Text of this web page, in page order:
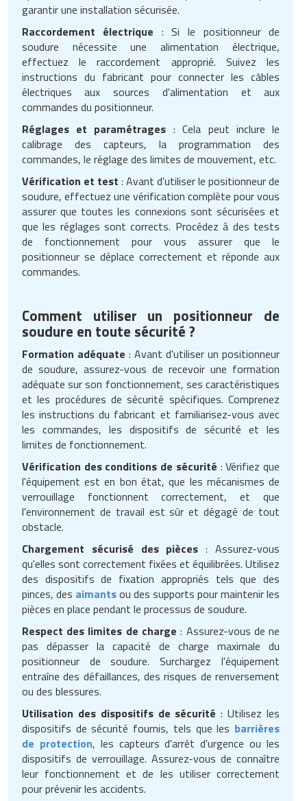
garantir une installation sécurisée.
Raccordement électrique : Si le positionneur de
soudure nécessite une alimentation électrique,
effectuez le raccordement approprié. Suivez les
instructions du fabricant pour connecter les câbles
électriques aux sources d'alimentation et aux
commandes du positionneur.
Réglages et paramétrages : Cela peut inclure le
calibrage des capteurs, la programmation des
commandes, le réglage des limites de mouvement, etc.
Vérification et test : Avant d'utiliser le positionneur de
soudure, effectuez une vérification complète pour vous
assurer que toutes les connexions sont sécurisées et
que les réglages sont corrects. Procédez à des tests
de fonctionnement pour vous assurer que le
positionneur se déplace correctement et réponde aux
commandes.
Comment utiliser un positionneur de
soudure en toute sécurité ?
Formation adéquate : Avant d'utiliser un positionneur
de soudure, assurez-vous de recevoir une formation
adéquate sur son fonctionnement, ses caractéristiques
et les procédures de sécurité spécifiques. Comprenez
les instructions du fabricant et familiarisez-vous avec
les commandes, les dispositifs de sécurité et les
limites de fonctionnement.
Vérification des conditions de sécurité : Vérifiez que
l'équipement est en bon état, que les mécanismes de
verrouillage fonctionnent correctement, et que
l'environnement de travail est sûr et dégagé de tout
obstacle.
Chargement sécurisé des pièces : Assurez-vous
qu'elles sont correctement fixées et équilibrées. Utilisez
des dispositifs de fixation appropriés tels que des
pinces, des aimantsou des supports pour maintenir les
pièces en place pendant le processus de soudure.
Respect des limites de charge : Assurez-vous de ne
pas dépasser la capacité de charge maximale du
positionneur de soudure. Surchargez l'équipement
entraîne des défaillances, des risques de renversement
ou des blessures.
Utilisation des dispositifs de sécurité : Utilisez les
dispositifs de sécurité fournis, tels que les barrières
de protection, les capteurs d'arrêt d'urgence ou les
dispositifs de verrouillage. Assurez-vous de connaître
leur fonctionnement et de les utiliser correctement
pour prévenir les accidents.